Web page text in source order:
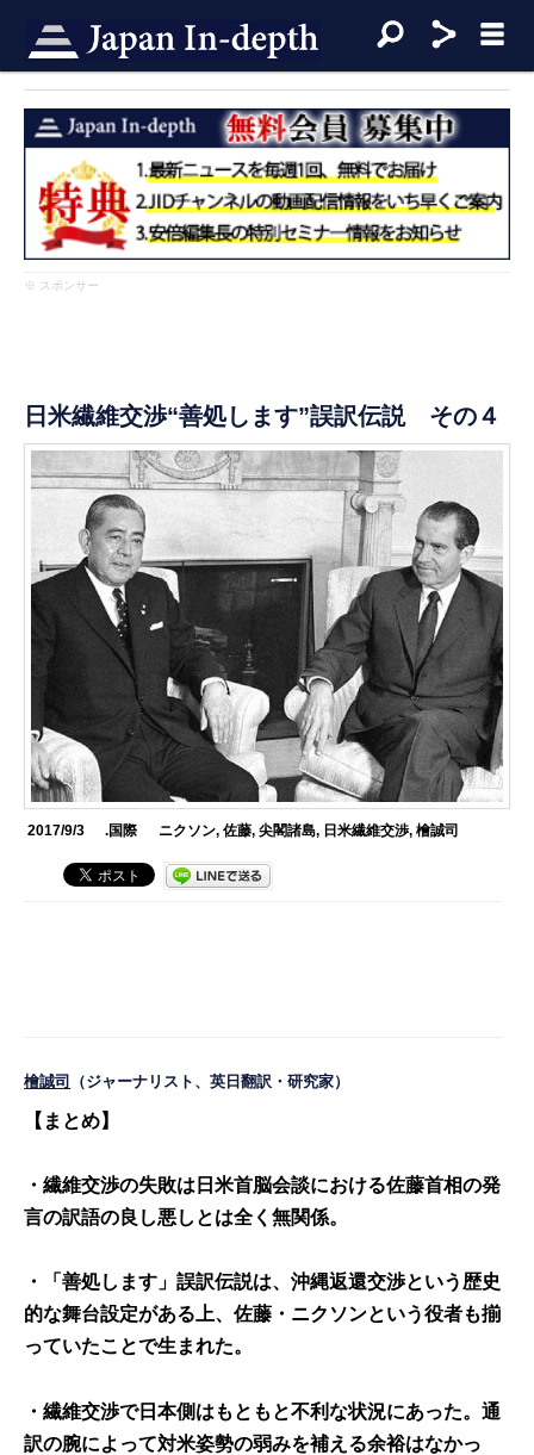
※ スポンサー
日米繊維交渉“善処します”誤訳伝説 その４
2017/9/3 .国際 ニクソン, 佐藤, 尖閣諸島, 日米繊維交渉, 檜誠司
檜誠司 （ジャーナリスト、英日翻訳・研究家）
【まとめ】
・繊維交渉の失敗は日米首脳会談における佐藤首相の発
言の訳語の良し悪しとは全く無関係。
・「善処します」誤訳伝説は、沖縄返還交渉という歴史
的な舞台設定がある上、佐藤・ニクソンという役者も揃
っていたことで生まれた。
・繊維交渉で日本側はもともと不利な状況にあった。通
訳の腕によって対米姿勢の弱みを補える余裕はなかっ